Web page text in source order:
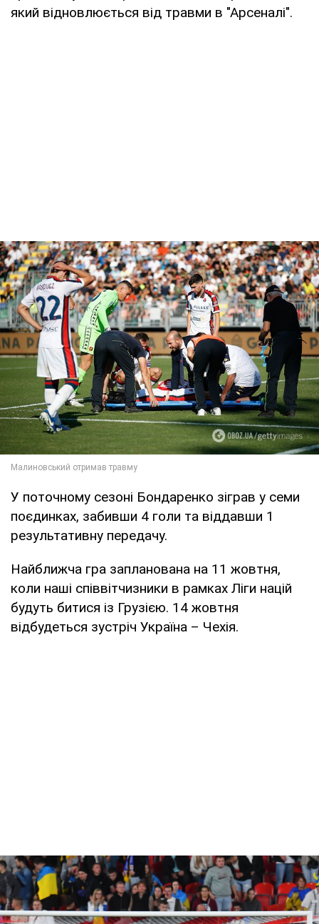
який відновлюється від травми в "Арсеналі".
У поточному сезоні Бондаренко зіграв у семи
поєдинках, забивши 4 голи та віддавши 1
результативну передачу.
Найближча гра запланована на 11 жовтня,
коли наші співвітчизники в рамках Ліги націй
будуть битися із Грузією. 14 жовтня
відбудеться зустріч Україна – Чехія.